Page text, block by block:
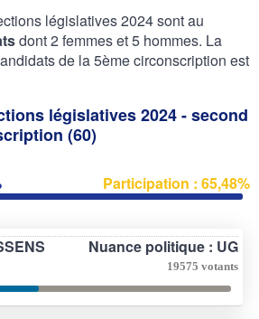
législatives 2024 sont au
dont 2 femmes et 5 hommes. La
de la 5ème circonscription est
législatives 2024 - second
(60)
Participation : 65,48%
Nuance politique : UG
19575 votants